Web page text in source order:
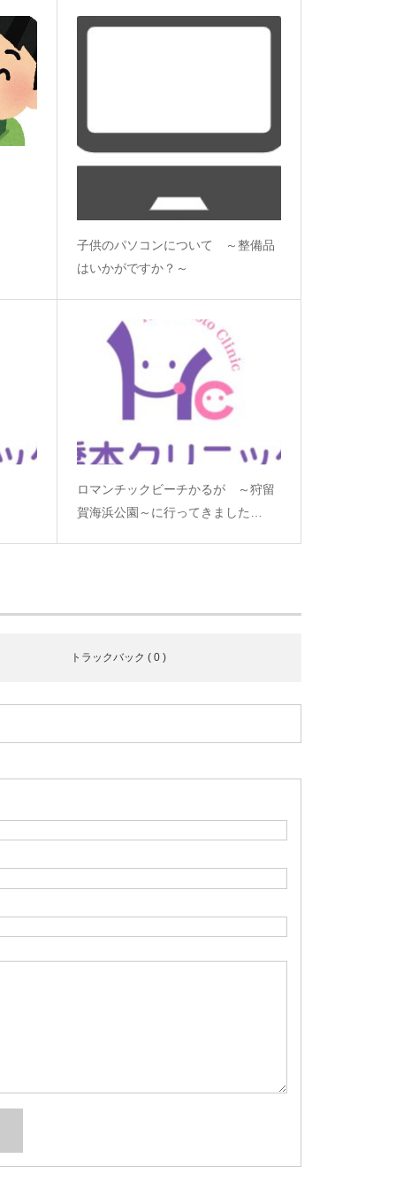
子供のパソコンについて ～整備品
はいかがですか？～
ロマンチックビーチかるが ～狩留
賀海浜公園～に行ってきました…
トラックバック ( 0 )